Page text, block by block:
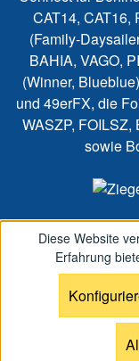
CAT14, CAT16,
(Family-
BAHIA, VAGO,
(Winner,
und 49erFX, die
WASZP,
sowie
Diese Website
Erfahrung